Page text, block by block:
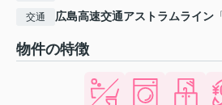
交通 広島高速交通アストラムライン
物件の特徴